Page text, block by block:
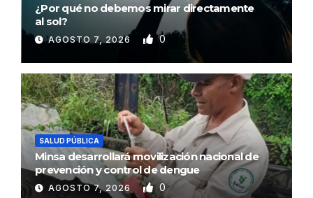
¿Por qué no debemos mirar directamente
al sol?
AGOSTO 7, 2026 0
SALUD PÚBLICA
Minsa desarrollará movilización nacional de
prevención y control de dengue
AGOSTO 7, 2026 0